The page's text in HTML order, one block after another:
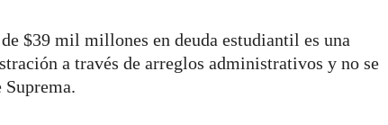
$39 mil millones en deuda estudiantil es una
a través de arreglos administrativos y no se